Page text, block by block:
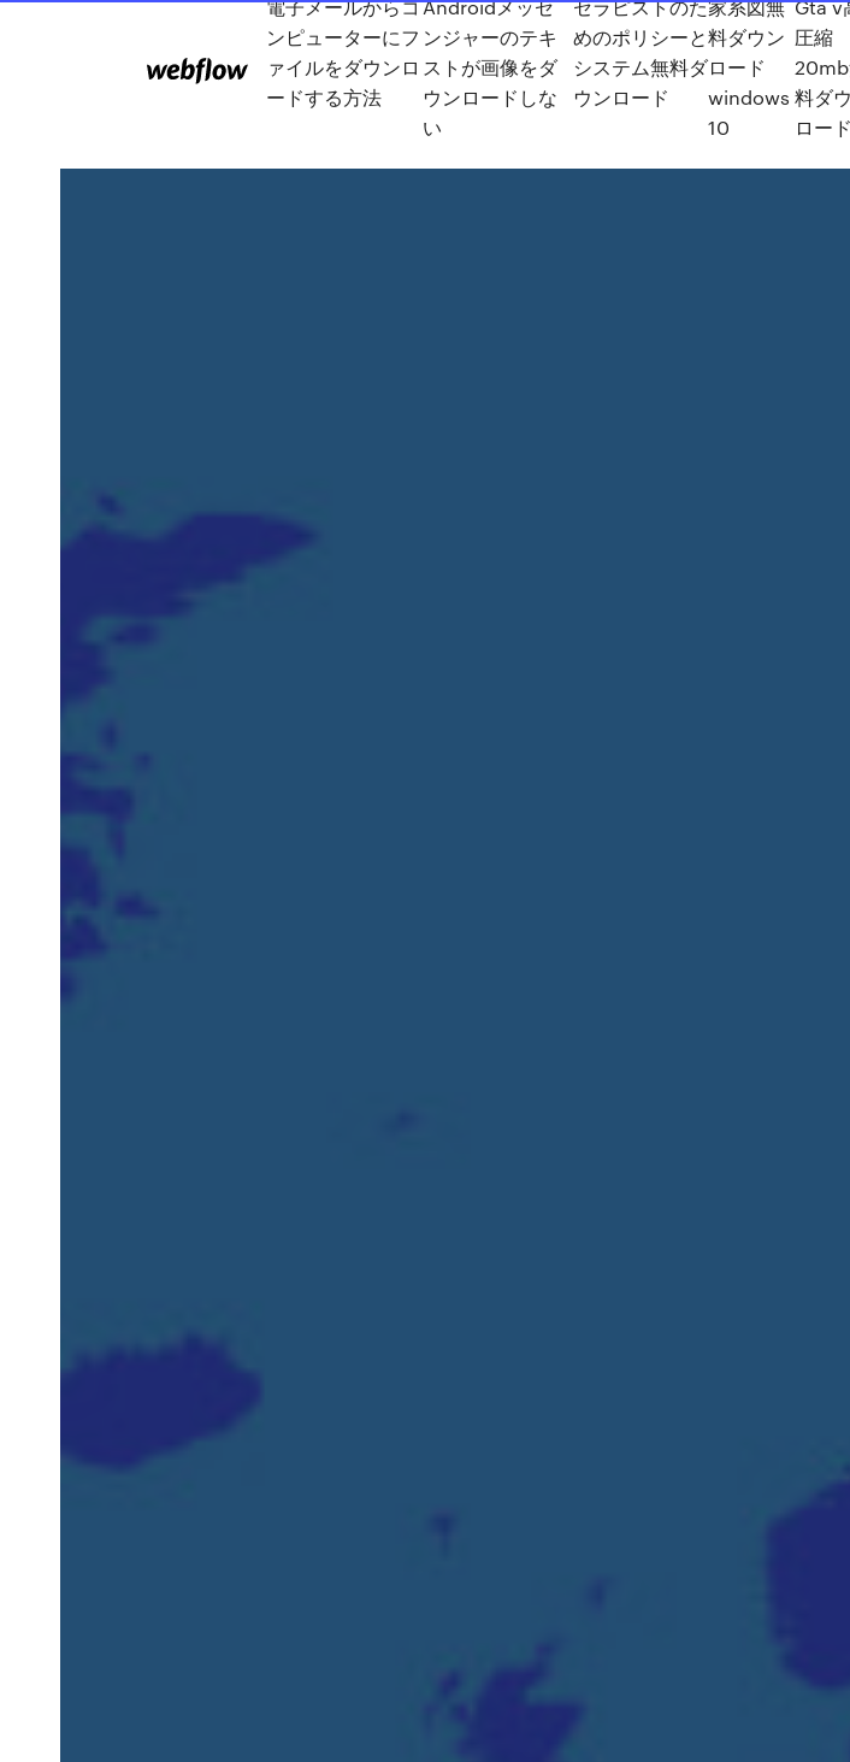
電子メールからコ
ンピューターにフ
ァイルをダウンロ
ードする方法
Androidメッセ
ンジャーのテキ
ストが画像をダ
ウンロードしな
い
セラピストのた
めのポリシーと
システム無料ダ
ウンロード
家系図無
料ダウン
ロード
windows
10
Gta v
圧縮
料ダ
ロード